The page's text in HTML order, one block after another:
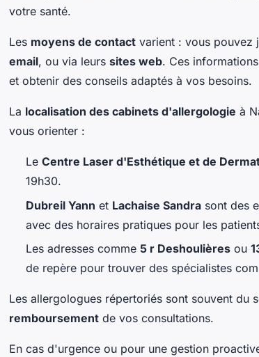
votre santé.
Les moyens de contact varient : vous pouvez
email, ou via leurs sites web. Ces
et obtenir des conseils adaptés à vos besoins.
La localisation des cabinets d'allergologie à
vous orienter :
Le Centre Laser d'Esthétique et de
19h30.
Dubreil Yann et Lachaise Sandra sont des
avec des horaires pratiques pour les
Les adresses comme 5 r Deshoulières ou
de repère pour trouver des spécialistes
Les allergologues répertoriés sont souvent du
remboursement de vos consultations.
En cas d'urgence ou pour une gestion